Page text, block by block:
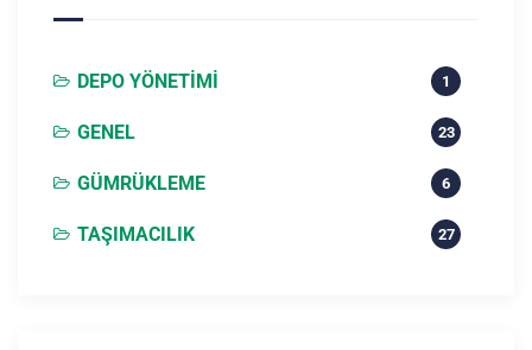
DEPO YÖNETIMI 1
GENEL 23
GÜMRÜKLEME 6
TAŞIMACILIK 27